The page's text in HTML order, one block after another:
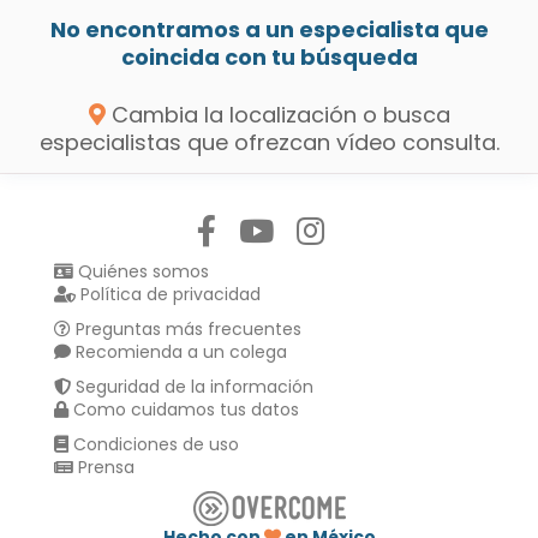
No encontramos a un especialista que
coincida con tu búsqueda
Cambia la localización o busca
especialistas que ofrezcan vídeo consulta.
Quiénes somos
Política de privacidad
Preguntas más frecuentes
Recomienda a un colega
Seguridad de la información
Como cuidamos tus datos
Condiciones de uso
Prensa